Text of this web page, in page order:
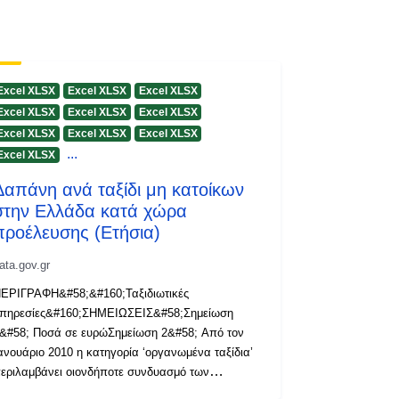
XLSX Excel XLSX
Excel XLSX
XLSX
Excel XLSX
Excel XLSX
XLSX
Excel XLSX
Excel XLSX
XLSX
...
ανά ταξίδι μη κατοίκων
Ελλάδα κατά χώρα
(Ετήσια)
Ποσά σε ευρώΣημείωση 2&#58; Από τον
2010 η κατηγορία ‘οργανωμένα ταξίδια’
οιονδήποτε συνδυασμό των